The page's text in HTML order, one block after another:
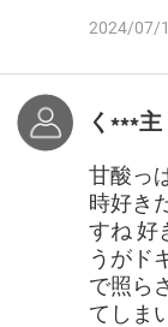
2024/07/
く***主
甘酸っ
時好き
すね 好
うがド
で照ら
てしま